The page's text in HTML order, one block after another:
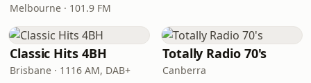
Melbourne · 101.9 FM
Classic Hits 4BH
Brisbane · 1116 AM, DAB+
Totally Radio 70's
Canberra